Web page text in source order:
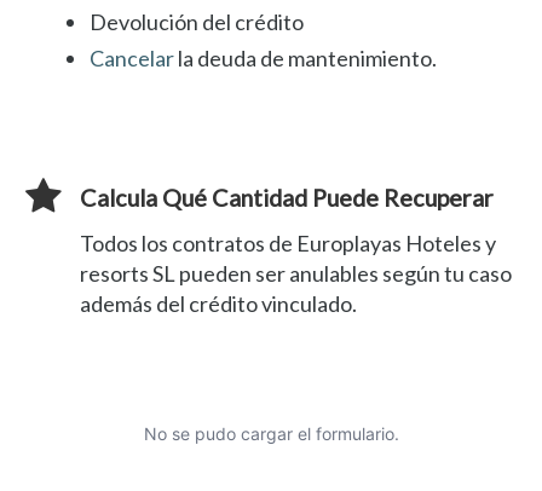
Devolución del crédito
Cancelarla deuda de mantenimiento.
Calcula Qué Cantidad Puede Recuperar
Todos los contratos de Europlayas Hoteles y
resorts SL pueden ser anulables según tu caso
además del crédito vinculado.
No se pudo cargar el formulario.